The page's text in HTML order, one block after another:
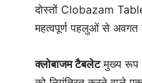
दोस्तों Clobazam
महत्वपूर्ण पहलुओं से अवगत
क्लोबाजम टैबलेटमुख्य रूप